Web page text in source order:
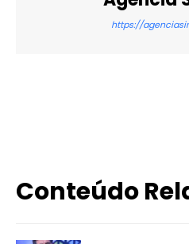
https://
Conteúdo